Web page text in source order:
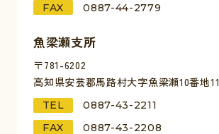
FAX
0887-44-2779
魚梁瀬支所
〒781-6202
高知県安芸郡馬路村大字魚梁瀬10番地11
TEL
0887-43-2211
FAX
0887-43-2208